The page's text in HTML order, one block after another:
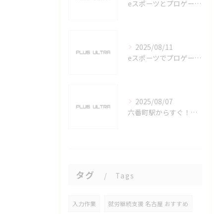
eスポーツとプロゲーマーを六番町駅で目指すための実践ガイド
2025/08/11
eスポーツでプロゲーマーを目指す愛知県名古屋市の最新キャリアガイド
2025/08/07
六番町駅からすぐ！名古屋のeスポーツ施設で快適なプレイ環境を確保
タグ Tags
入力作業 就労継続支援 名古屋 おすすめ